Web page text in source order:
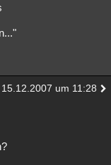
15.12.2007 um 11:28